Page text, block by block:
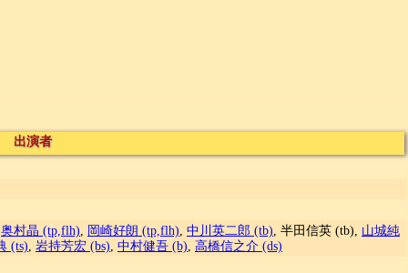
出演者
奥村晶 (tp,flh) 岡崎好朗 (tp,flh) 中川英二郎 (tb) , 半田信英 (tb), 山城純
(ts) 岩持芳宏 (bs) 中村健吾 (b) 高橋信之介 (ds)